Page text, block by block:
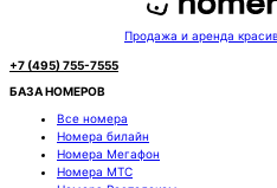
Продажа и аренда
+7 (495) 755-7555
БАЗА НОМЕРОВ
Все номера
Номера билайн
Номера Мегафон
Номера МТС